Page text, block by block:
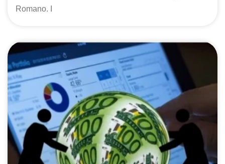
Romano. I